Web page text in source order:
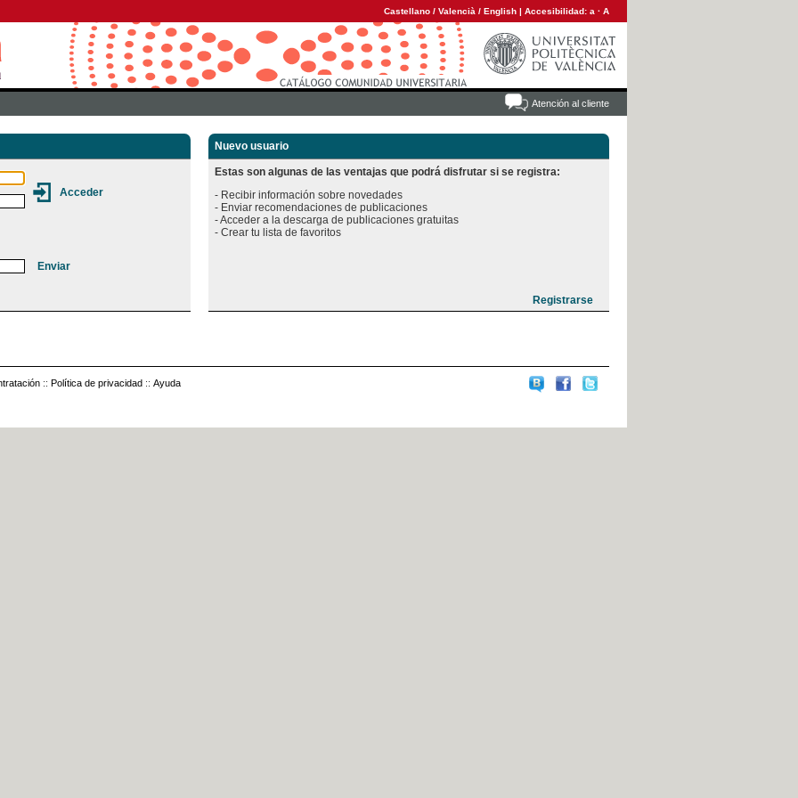
Castellano / Valencià / English | Accesibilidad: a · A
Atención al cliente
Nuevo usuario
Estas son algunas de las ventajas que podrá disfrutar si se registra:
- Recibir información sobre novedades
- Enviar recomendaciones de publicaciones
- Acceder a la descarga de publicaciones gratuitas
:: Política de privacidad :: Ayuda